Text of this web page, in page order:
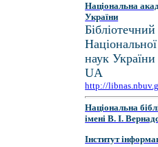
Національна
України
Національної
наук
UA
http://
Національна
імені В. І.
Інститут